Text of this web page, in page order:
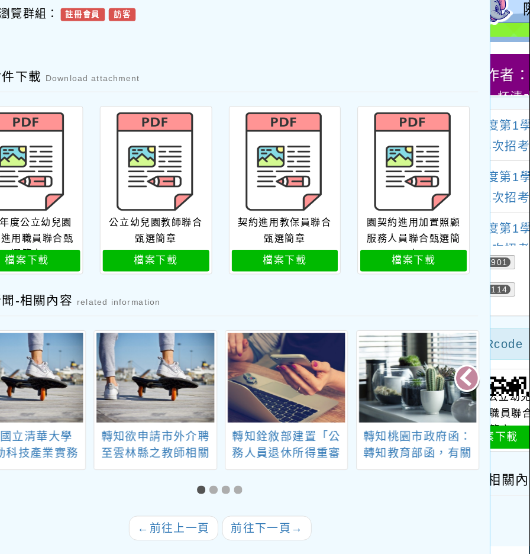
覽群組： 註冊會員 訪客
下載 Download attachment
度公立幼兒園
用職員聯合甄
選簡章
檔案下載
公立幼兒園教師聯合
甄選簡章
檔案下載
契約進用教保員聯合
甄選簡章
檔案下載
園契約進用加置照顧
服務人員聯合甄選簡
章
檔案下載
-相關內容 related information
立清華大學
科技產業實務
在職碩士學分
轉知欲申請市外介聘
至雲林縣之教師相關
應知悉事項。
轉知銓敘部建置「公
務人員退休所得重審
後實發金額試算
器」，公立學校退休
轉知桃園市政府函：
轉知教育部函，有關
114年5月14日臺教人
新勢
年度
1-3招
← 前往上一頁 前往下一頁 →